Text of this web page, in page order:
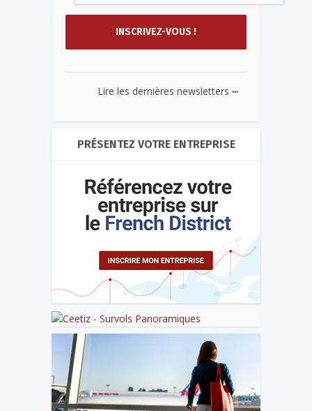
Lire les dernières newsletters ...
PRÉSENTEZ VOTRE ENTREPRISE